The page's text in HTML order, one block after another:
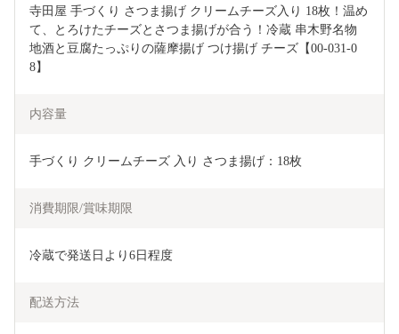
寺田屋 手づくり さつま揚げ クリームチーズ入り 18枚！温め
て、とろけたチーズとさつま揚げが合う！冷蔵 串木野名物
地酒と豆腐たっぷりの薩摩揚げ つけ揚げ チーズ【00-031-0
8】
内容量
手づくり クリームチーズ 入り さつま揚げ：18枚
消費期限/賞味期限
冷蔵で発送日より6日程度
配送方法